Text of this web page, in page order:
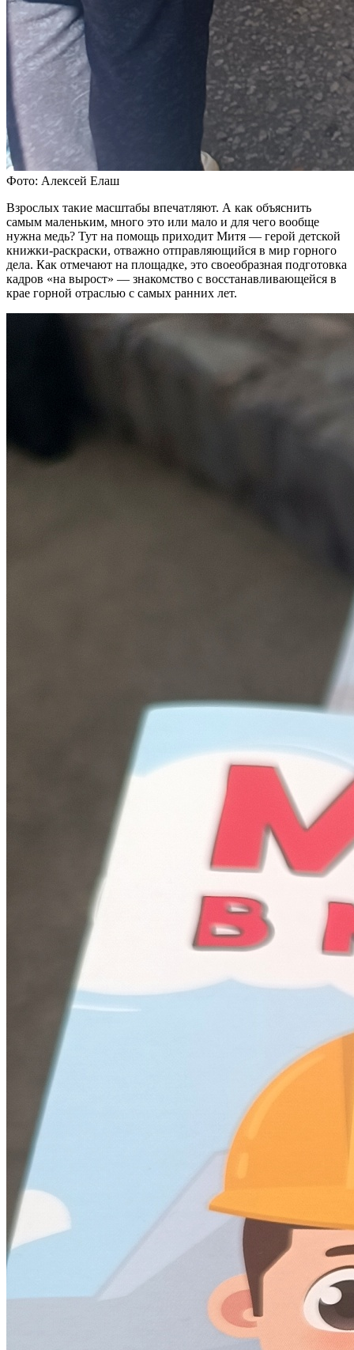
Фото: Алексей Елаш
Взрослых такие масштабы впечатляют. А как объяснить
самым маленьким, много это или мало и для чего вообще
нужна медь? Тут на помощь приходит Митя — герой детской
книжки-раскраски, отважно отправляющийся в мир горного
дела. Как отмечают на площадке, это своеобразная подготовка
кадров «на вырост» — знакомство с восстанавливающейся в
крае горной отраслью с самых ранних лет.